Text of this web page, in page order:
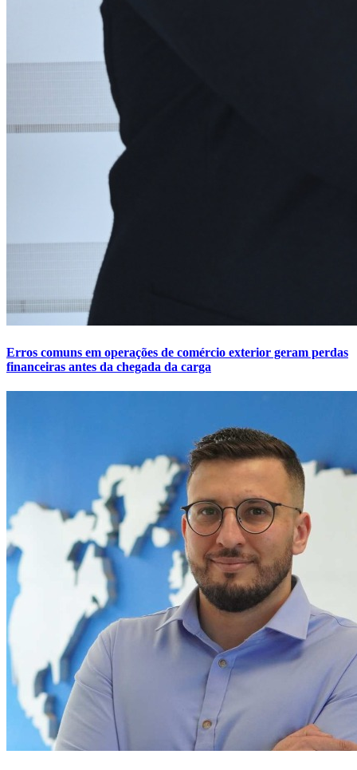
Erros comuns em operações de comércio exterior geram perdas
financeiras antes da chegada da carga